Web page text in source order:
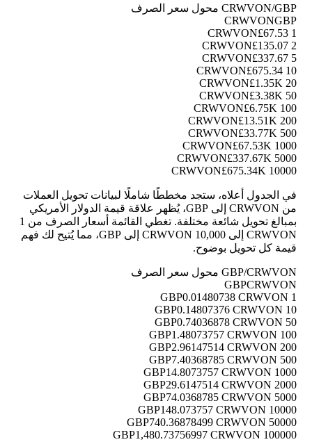
CRWVON/GBP محول سعر الصرف
CRWVONGBP
1 CRWVON
£67.53
2 CRWVON
£135.07
5 CRWVON
£337.67
10 CRWVON
£675.34
20 CRWVON
£1.35K
50 CRWVON
£3.38K
100 CRWVON
£6.75K
200 CRWVON
£13.51K
500 CRWVON
£33.77K
1000 CRWVON
£67.53K
5000 CRWVON
£337.67K
10000 CRWVON
£675.34K
في الجدول أعلاه، ستجد مخططًا شاملًا لبيانات تحويل العملات
من CRWVON إلى GBP، يُظهر علاقة قيمة الدولار الأمريكي
بمبالغ تحويل شائعة مختلفة. تغطي القائمة أسعار الصرف من 1
CRWVON إلى 10,000 CRWVON إلى GBP، مما يُتيح لك فهم
قيمة كل تحويل بوضوح.
GBP/CRWVON محول سعر الصرف
GBPCRWVON
1 GBP
0.01480738 CRWVON
10 GBP
0.14807376 CRWVON
50 GBP
0.74036878 CRWVON
100 GBP
1.48073757 CRWVON
200 GBP
2.96147514 CRWVON
500 GBP
7.40368785 CRWVON
1000 GBP
14.8073757 CRWVON
2000 GBP
29.6147514 CRWVON
5000 GBP
74.0368785 CRWVON
10000 GBP
148.073757 CRWVON
50000 GBP
740.36878499 CRWVON
100000 GBP
1,480.73756997 CRWVON